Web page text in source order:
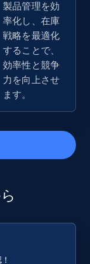
rating,
and
rating,
and
製品管理を効
率化し、在庫
戦略を最適化
することで、
効率性と競争
力を向上させ
ます。